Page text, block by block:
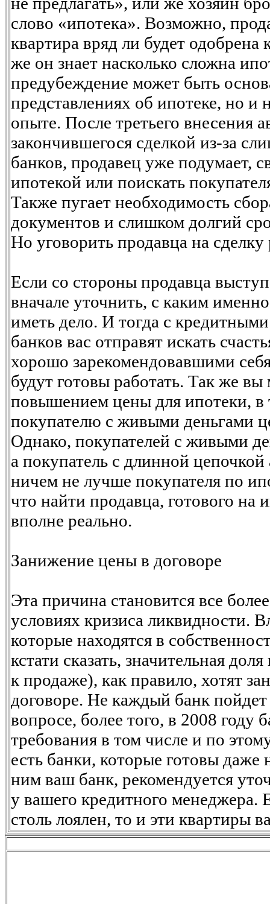
слово «ипотека». Возможно,
квартира вряд ли будет одобрена
же он знает насколько сложна
предубеждение может быть
представлениях об ипотеке, но и
опыте. После третьего внесения
закончившегося сделкой из-за
банков, продавец уже подумает,
ипотекой или поискать
Также пугает необходимость
документов и слишком долгий
Но уговорить продавца на
Если со стороны продавца
вначале уточнить, с каким
иметь дело. И тогда с
банков вас отправят искать
хорошо зарекомендовавшими
будут готовы работать. Так же вы
повышением цены для ипотеки, в
покупателю с живыми деньгами
Однако, покупателей с живыми
а покупатель с длинной цепочкой
ничем не лучше покупателя по
что найти продавца, готового на
вполне реально.
Занижение цены в договоре
Эта причина становится все
условиях кризиса ликвидности.
которые находятся в
кстати сказать, значительная
к продаже), как правило, хотят
договоре. Не каждый банк пойдет
вопросе, более того, в 2008 году
требования в том числе и по
есть банки, которые готовы даже
ним ваш банк, рекомендуется
у вашего кредитного менеджера.
столь лоялен, то и эти квартиры